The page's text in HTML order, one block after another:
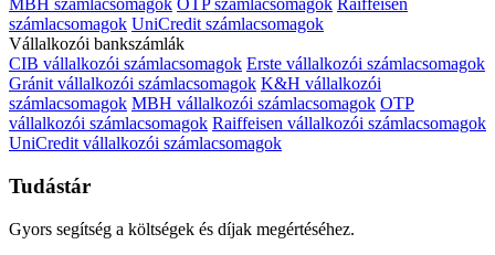
MBH számlacsomagok OTP számlacsomagok Raiffeisen
számlacsomagok UniCredit számlacsomagok
Vállalkozói bankszámlák
CIB vállalkozói számlacsomagok Erste vállalkozói számlacsomagok
Gránit vállalkozói számlacsomagok K&H vállalkozói
számlacsomagok MBH vállalkozói számlacsomagok OTP
vállalkozói számlacsomagok Raiffeisen vállalkozói számlacsomagok
UniCredit vállalkozói számlacsomagok
Tudástár
Gyors segítség a költségek és díjak megértéséhez.